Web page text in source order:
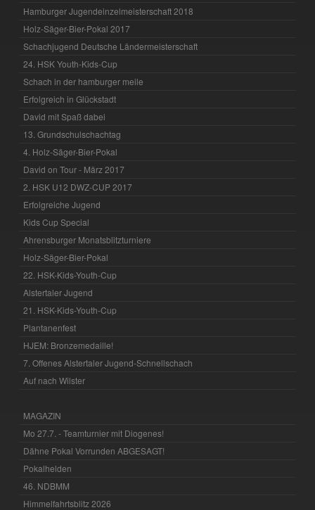
Hamburger Jugendeinzelmeisterschaft 2018
Holz-Säger-Bier-Pokal 2017
Schachjugend Deutsche Ländermeisterschaft
24. HSK Youth-Kids-Cup
Schach in der hamburger meile
Erfolgreich in Glückstadt
David mit Spaß dabei
13. Grundschulschachtag
4. Holz-Säger-Bier-Pokal
David on Tour - März 2017
2. HSK U12 DWZ-CUP 2017
Erfolgreiche Jugend
Kids Cup Special
Ahrensburger Monatsblitzturniere
Holz-Säger-Bier-Pokal
22. HSK-Kids-Youth-Cup
Alstertaler Jugend
21. HSK-Kids-Youth-Cup
Plantanenfest
HJEM: Bronzemedaille!
7. Offenes Alstertaler Jugend-Schnellschach
Auf nach Wilster
MAGAZIN
Mo 27.7. - Teamturnier mit Diogenes!
Dähne Pokal Vorrunden ABGESAGT!
Pokalhelden
46. NDBMM
Himmelfahrtsblitz 2026